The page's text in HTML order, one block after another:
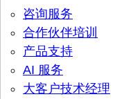
咨询服务
合作伙伴培训
产品支持
AI 服务
大客户技术经理